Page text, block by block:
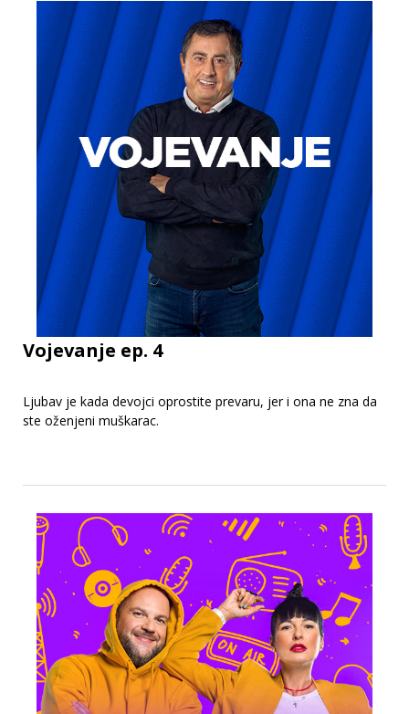
Vojevanje ep. 4
Ljubav je kada devojci oprostite prevaru, jer i ona ne zna da
ste oženjeni muškarac.